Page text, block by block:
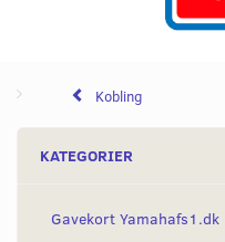
Kobling
KATEGORIER
Gavekort Yamahafs1.dk